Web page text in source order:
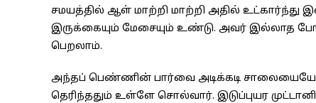
சமயத்தில் ஆள் மாற்றி மாற்றி அதில் உட்கார்ந்து
இருக்கையும் மேசையும் உண்டு. அவர் இல்லாத
பெறலாம்.
அந்தப் பெண்ணின் பார்வை அடிக்கடி சாலையையே
தெரிந்ததும் உள்ளே சொல்வார். இடுப்புயர